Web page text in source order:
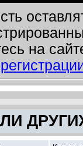
на